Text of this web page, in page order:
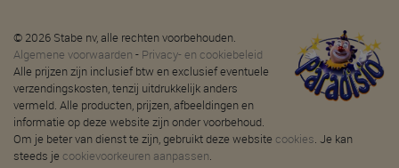
© 2026 Stabe nv, alle rechten voorbehouden.
Algemene voorwaarden - Privacy- en cookiebeleid
Alle prijzen zijn inclusief btw en exclusief eventuele
verzendingskosten, tenzij uitdrukkelijk anders
vermeld. Alle producten, prijzen, afbeeldingen en
informatie op deze website zijn onder voorbehoud.
Om je beter van dienst te zijn, gebruikt deze website cookies. Je kan
steeds je cookievoorkeuren aanpassen.